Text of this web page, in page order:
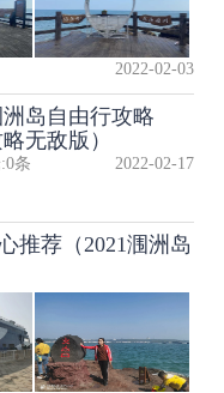
2022-02-03
岛自由行攻略
无敌版）
0条 2022-02-17
推荐（2021涠洲岛